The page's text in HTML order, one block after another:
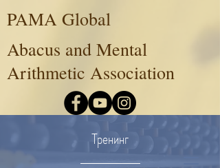
PAMA Global
Abacus and Mental
Arithmetic Association
Тренинг